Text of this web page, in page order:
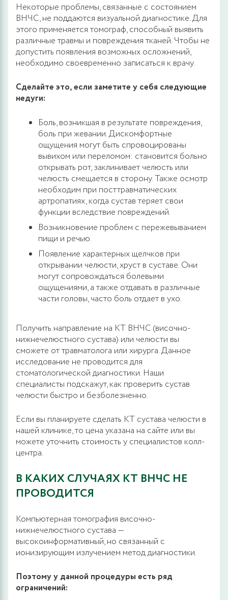
Некоторые проблемы, связанные с состоянием
ВНЧС, не поддаются визуальной диагностике. Для
этого применяется томограф, способный выявить
различные травмы и повреждения тканей. Чтобы не
допустить появления возможных осложнений,
необходимо своевременно записаться к врачу.
Сделайте это, если заметите у себя следующие
недуги:
Боль, возникшая в результате повреждения,
боль при жевании. Дискомфортные
ощущения могут быть спровоцированы
вывихом или переломом: становится больно
открывать рот, заклинивает челюсть или
челюсть смещается в сторону. Также осмотр
необходим при посттравматических
артропатиях, когда сустав теряет свои
функции вследствие повреждений.
Возникновение проблем с пережевыванием
пищи и речью.
Появление характерных щелчков при
открывании челюсти, хруст в суставе. Они
могут сопровождаться болевыми
ощущениями, а также отдавать в различные
части головы, часто боль отдает в ухо.
Получить направление на КТ ВНЧС (височно-
нижнечелюстного сустава) или челюсти вы
сможете от травматолога или хирурга. Данное
исследование не проводится для
стоматологической диагностики. Наши
специалисты подскажут, как проверить сустав
челюсти быстро и безболезненно.
Если вы планируете сделать КТ сустава челюсти в
нашей клинике, то цена указана на сайте или вы
можете уточнить стоимость у специалистов колл-
центра.
В КАКИХ СЛУЧАЯХ КТ ВНЧС НЕ
ПРОВОДИТСЯ
Компьютерная томография височно-
нижнечелюстного сустава —
высокоинформативный, но связанный с
ионизирующим излучением метод диагностики.
Поэтому у данной процедуры есть ряд
ограничений: